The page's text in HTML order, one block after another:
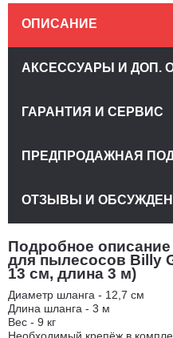
Подробное
для пылесосов Billy
13 см, длина 3 м)
Диаметр шланга - 12,7 см
Длина шланга - 3 м
Вес - 9 кг
Необходимый крепёж в
ОПИСАНИЕ
АКСЕССУАРЫ И ДОП.
ГАРАНТИЯ И СЕРВИС
ПРЕДПРОДАЖНАЯ
ОТЗЫВЫ И